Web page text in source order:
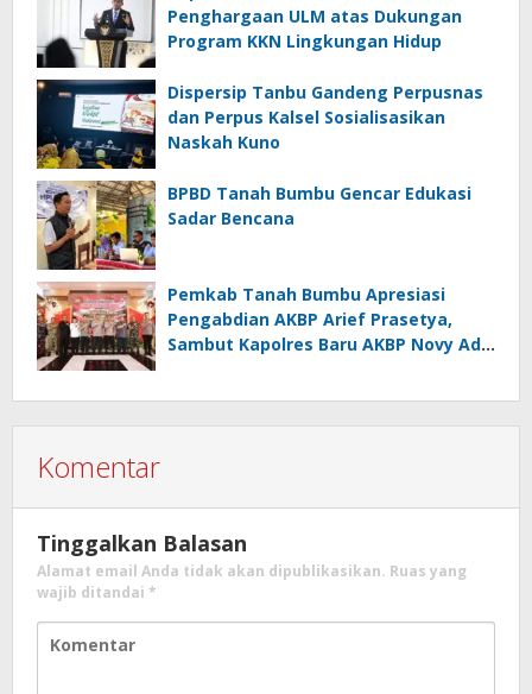
Penghargaan ULM atas Dukungan
Program KKN Lingkungan Hidup
Dispersip Tanbu Gandeng Perpusnas
dan Perpus Kalsel Sosialisasikan
Naskah Kuno
BPBD Tanah Bumbu Gencar Edukasi
Sadar Bencana
Pemkab Tanah Bumbu Apresiasi
Pengabdian AKBP Arief Prasetya,
Sambut Kapolres Baru AKBP Novy Adi
Komentar
Tinggalkan Balasan
Alamat email Anda tidak akan dipublikasikan. Ruas yang
wajib ditandai *